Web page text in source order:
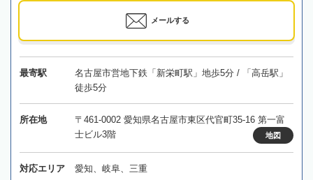
メールする
最寄駅
名古屋市営地下鉄「新栄町駅」地歩5分 / 「高岳駅」
徒歩5分
所在地
〒461-0002 愛知県名古屋市東区代官町35-16 第一富
士ビル3階
地図
対応エリア 愛知、岐阜、三重